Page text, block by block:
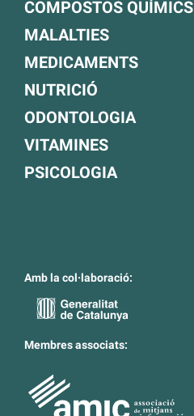
COMPOSTOS QUÍMICS
MALALTIES
MEDICAMENTS
NUTRICIÓ
ODONTOLOGIA
VITAMINES
PSICOLOGIA
Amb la col·laboració:
Membres associats: